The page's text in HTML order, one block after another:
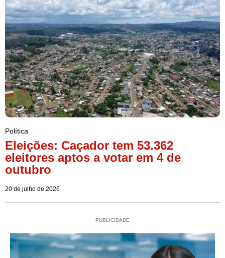
Política
Eleições: Caçador tem 53.362
eleitores aptos a votar em 4 de
outubro
20 de julho de 2026
PUBLICIDADE